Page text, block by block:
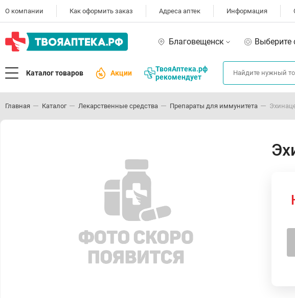
О компании Как оформить заказ Адреса аптек Информация
Благовещенск Выберите
Каталог товаров Акции
ТвояАптека.рф
рекомендует
Главная Каталог Лекарственные средства Препараты для иммунитета